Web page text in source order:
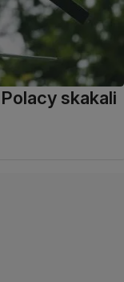
skakali